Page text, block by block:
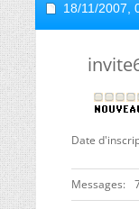
18/11/2007,
Date
Messages